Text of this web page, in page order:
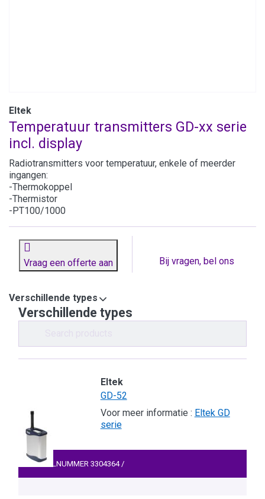
Eltek
Temperatuur transmitters GD-xx serie
incl. display
Radiotransmitters voor temperatuur, enkele of meerder
ingangen:
-Thermokoppel
-Thermistor
-PT100/1000
Vraag een offerte aan Bij vragen, bel ons
Verschillende types
Verschillende types
Eltek
GD-52
Voor meer informatie : Eltek GD
serie
ARTIKELNUMMER 3304364 /